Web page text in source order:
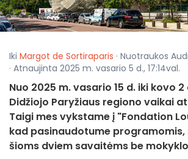
Iki Margot de Sortiraparis · Nuotraukos
· Atnaujinta 2025 m. vasario 5 d., 17:14val.
Nuo 2025 m. vasario 15 d. iki kovo
Didžiojo Paryžiaus regiono vaikai
Taigi mes vykstame į "Fondation
kad pasinaudotume
šioms dviem savaitėms be